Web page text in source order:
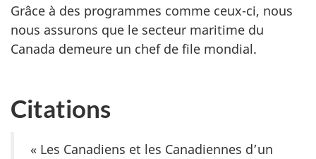
Grâce à des programmes comme ceux-ci, nous
nous assurons que le secteur maritime du
Canada demeure un chef de file mondial.
Citations
« Les Canadiens et les Canadiennes d’un